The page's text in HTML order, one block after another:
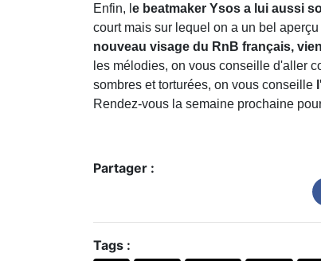
Enfin, l e beatmaker Ysos a lui aussi
court mais sur lequel on a un bel
nouveau visage du RnB français,
les mélodies, on vous conseille d'aller
sombres et torturées, on vous conseille
Rendez-vous la semaine prochaine
Partager :
Tags :